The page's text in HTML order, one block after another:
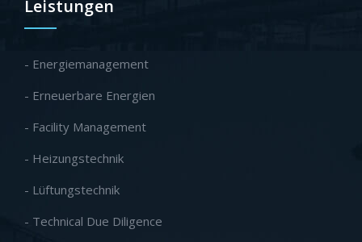
Leistungen
- Energiemanagement
- Erneuerbare Energien
- Facility Management
- Heizungstechnik
- Lüftungstechnik
- Technical Due Diligence